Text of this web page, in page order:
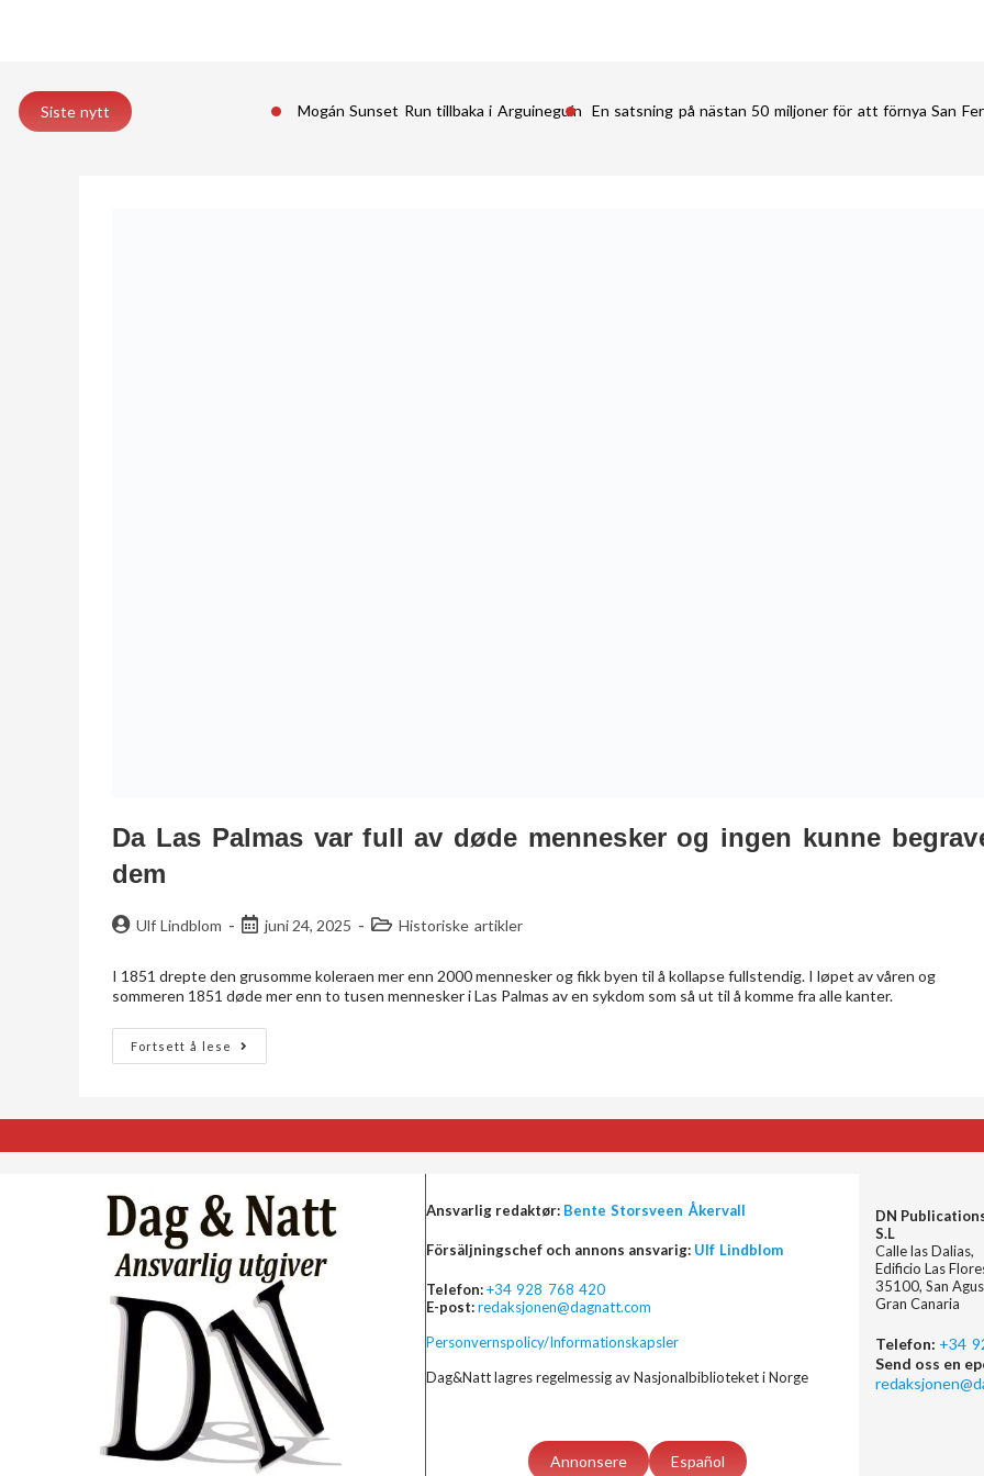
Siste nytt Mogán Sunset Run tillbaka i Arguineguín En satsning på nästan 50 miljoner för att förnya San
Da Las Palmas var full av døde mennesker og ingen kunne
dem
Ulf Lindblom juni 24, 2025 Historiske artikler
I 1851 drepte den grusomme koleraen mer enn 2000 mennesker og fikk byen til å kollapse fullstendig. I løpet av våren og
sommeren 1851 døde mer enn to tusen mennesker i Las Palmas av en sykdom som så ut til å komme fra alle kanter.
Fortsett å lese
Ansvarlig redaktør: Bente Storsveen Åkervall
Försäljningschef och annons ansvarig: Ulf Lindblom
Telefon:+34 928 768 420
E-post:redaksjonen@dagnatt.com
Personvernspolicy/Informationskapsler
Dag&Natt lagres regelmessig av Nasjonalbiblioteket i Norge
Annonsere Español
DN
S.L
Calle las Dalias,
Edificio Las
35100, San
Gran Canaria
Telefon: +34
Send oss en